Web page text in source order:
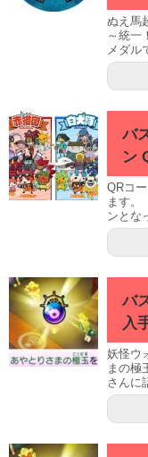
ぬえ馬
～統一
メダル
バ
ン
QRコ
ます。
ンとな
バ
入
妖怪ウ
まの極
さんに